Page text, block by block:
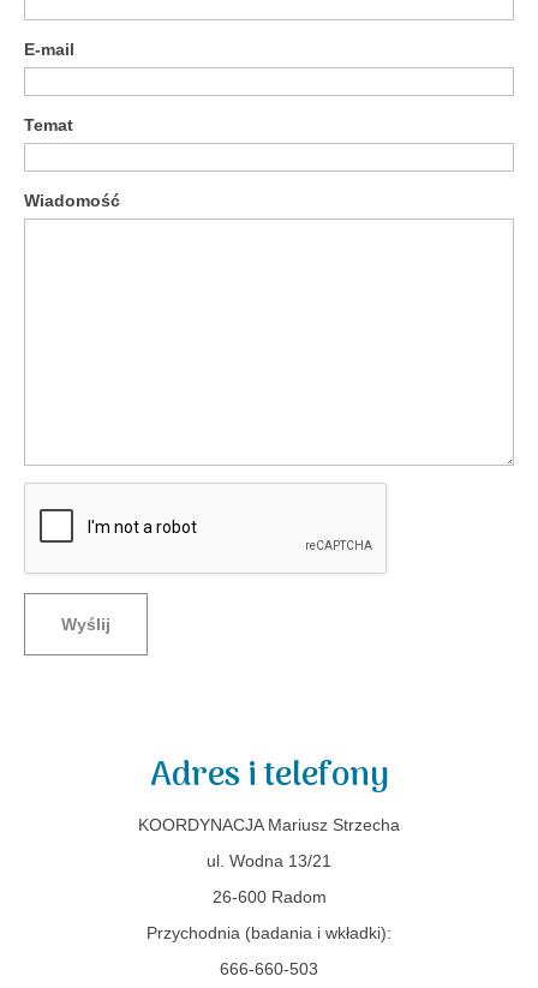
E-mail
Temat
Wiadomość
Wyślij
Adres i telefony
KOORDYNACJA Mariusz Strzecha
ul. Wodna 13/21
26-600 Radom
Przychodnia (badania i wkładki):
666-660-503